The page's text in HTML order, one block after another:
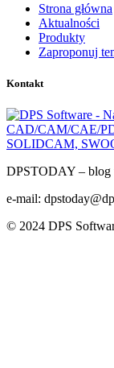
Strona główna
Aktualności
Produkty
Zaproponuj
Kontakt
DPSTODAY – blog
e-mail:
© 2024 DPS